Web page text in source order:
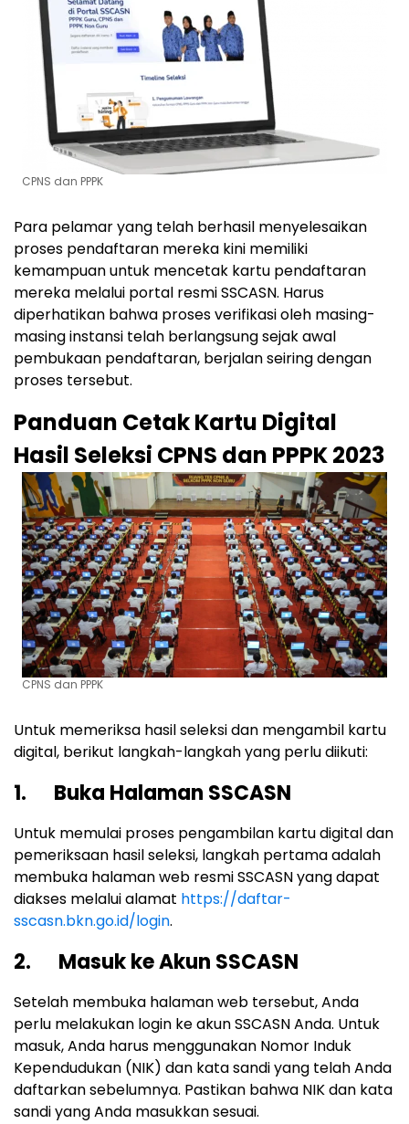
CPNS dan PPPK
Para pelamar yang telah berhasil menyelesaikan
proses pendaftaran mereka kini memiliki
kemampuan untuk mencetak kartu pendaftaran
mereka melalui portal resmi SSCASN. Harus
diperhatikan bahwa proses verifikasi oleh masing-
masing instansi telah berlangsung sejak awal
pembukaan pendaftaran, berjalan seiring dengan
proses tersebut.
Panduan Cetak Kartu Digital
Hasil Seleksi CPNS dan PPPK 2023
CPNS dan PPPK
Untuk memeriksa hasil seleksi dan mengambil kartu
digital, berikut langkah-langkah yang perlu diikuti:
1. Buka Halaman SSCASN
Untuk memulai proses pengambilan kartu digital dan
pemeriksaan hasil seleksi, langkah pertama adalah
membuka halaman web resmi SSCASN yang dapat
diakses melalui alamat https://daftar-
sscasn.bkn.go.id/login.
2. Masuk ke Akun SSCASN
Setelah membuka halaman web tersebut, Anda
perlu melakukan login ke akun SSCASN Anda. Untuk
masuk, Anda harus menggunakan Nomor Induk
Kependudukan (NIK) dan kata sandi yang telah Anda
daftarkan sebelumnya. Pastikan bahwa NIK dan kata
sandi yang Anda masukkan sesuai.